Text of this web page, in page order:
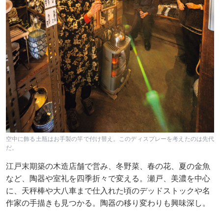
空中に飾る土瓶はお手製の竿で付け替え。このディスプレーを考えたのは先代
だ。
江戸末期築の木造店舗で営み、冬野菜、春の花、夏の金魚
など、陶器や室礼を四季折々で変える。瀬戸、美濃を中心
に、天秤棒や大八車まで仕入れた頃のデッドストックや名
作家の手描きも見つかる。陶器の移り変わりも興味深し。